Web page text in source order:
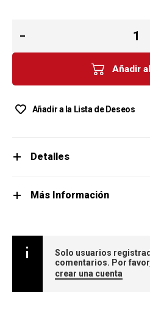
Añadir
Añadir a la Lista de Deseos
Detalles
Más Información
Solo usuarios
comentarios. Por
crear una cuenta